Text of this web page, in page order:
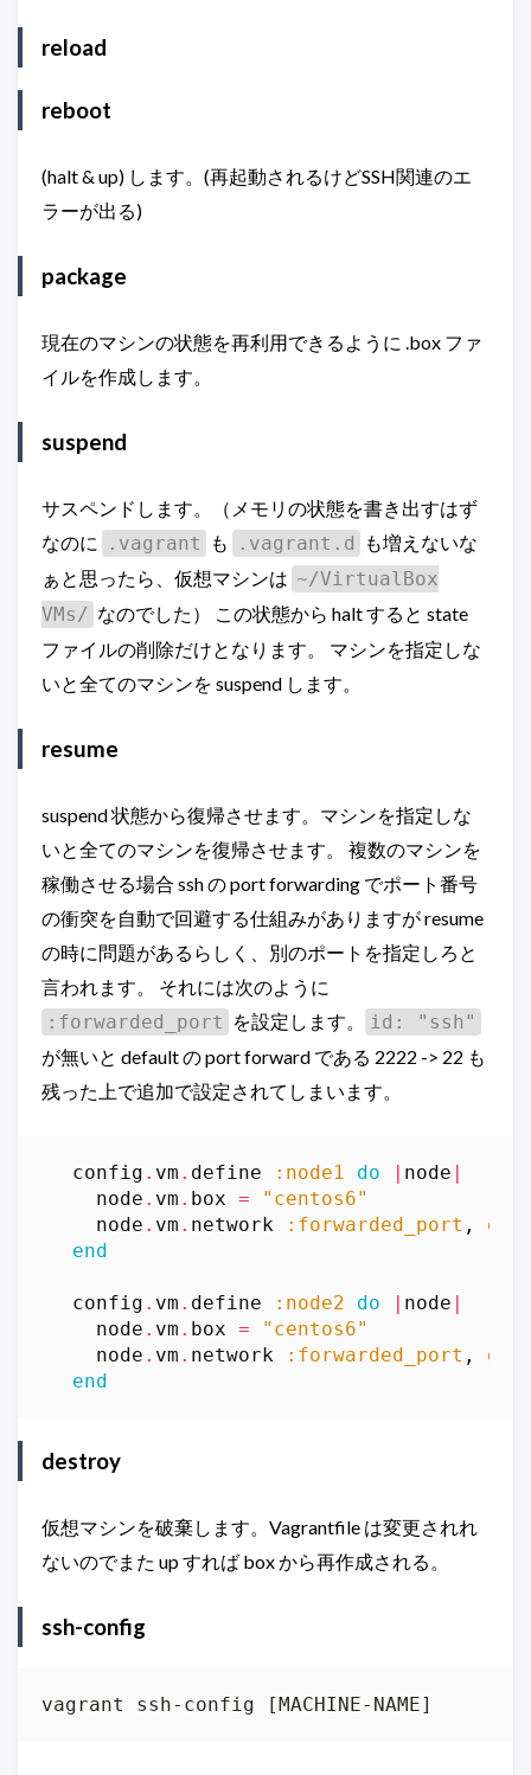
reload
reboot
(halt & up) します。(再起動されるけどSSH関連のエ
ラーが出る)
package
現在のマシンの状態を再利用できるように .box ファ
イルを作成します。
suspend
サスペンドします。（メモリの状態を書き出すはず
なのに
.vagrant も .vagrant.d
も増えないな
ぁと思ったら、仮想マシンは ~/VirtualBox
VMs/ なのでした） この状態から halt すると state
ファイルの削除だけとなります。 マシンを指定しな
いと全てのマシンを suspend します。
resume
suspend 状態から復帰させます。マシンを指定しな
いと全てのマシンを復帰させます。 複数のマシンを
稼働させる場合 ssh の port forwarding でポート番号
の衝突を自動で回避する仕組みがありますが resume
の時に問題があるらしく、別のポートを指定しろと
言われます。 それには次のように
:forwarded_port を設定します。
id: "ssh"
が無いと default の port forward である 2222 -> 22 も
残った上で追加で設定されてしまいます。
config . vm . define :node1 do | node |
node . vm . box =
"centos6"
node . vm . network :forwarded_port ,
end
config . vm . define :node2 do | node |
node . vm . box =
"centos6"
node . vm . network :forwarded_port ,
end
destroy
仮想マシンを破棄します。Vagrantfile は変更されれ
ないのでまた up すれば box から再作成される。
ssh-config
vagrant ssh-config [MACHINE-NAME]